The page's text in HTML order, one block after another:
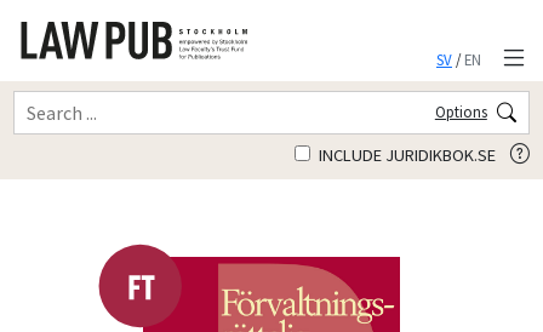
SV/EN
Options
INCLUDE JURIDIKBOK.SE